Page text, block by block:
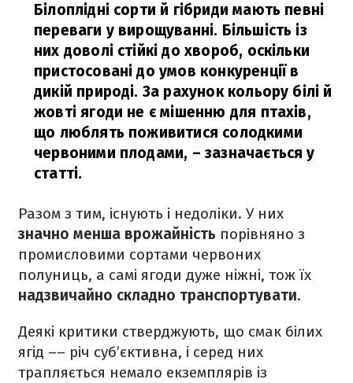
Білоплідні сорти й гібриди мають певні
переваги у вирощуванні. Більшість із
них доволі стійкі до хвороб, оскільки
пристосовані до умов конкуренції в
дикій природі. За рахунок кольору білі й
жовті ягоди не є мішенню для птахів,
що люблять поживитися солодкими
червоними плодами, – зазначається у
статті.
Разом з тим, існують і недоліки. У них
значно менша врожайність порівняно з
промисловими сортами червоних
полуниць, а самі ягоди дуже ніжні, тож їх
надзвичайно складно транспортувати.
Деякі критики стверджують, що смак білих
ягід –– річ суб’єктивна, і серед них
трапляється немало екземплярів із